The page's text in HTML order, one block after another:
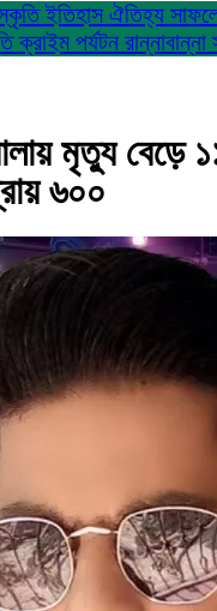
ইতিহাস ঐতিহ্য
ক্রাইম পর্যটন রান্নাবান্না
মৃত্যু বেড়ে
৬০০